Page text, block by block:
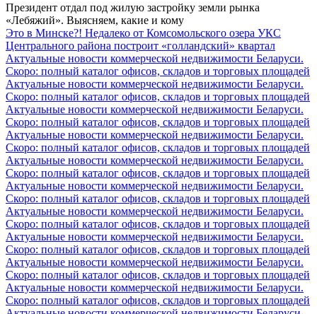
Президент отдал под жилую застройку земли рынка
«Лебяжий». Выясняем, какие и кому
Это в Минске?! Недалеко от Комсомольского озера УКС
Центрального района построит «голландский» квартал
Актуальные новости коммерческой недвижимости Беларуси.
Скоро: полный каталог офисов, складов и торговых площадей
Актуальные новости коммерческой недвижимости Беларуси.
Скоро: полный каталог офисов, складов и торговых площадей
Актуальные новости коммерческой недвижимости Беларуси.
Скоро: полный каталог офисов, складов и торговых площадей
Актуальные новости коммерческой недвижимости Беларуси.
Скоро: полный каталог офисов, складов и торговых площадей
Актуальные новости коммерческой недвижимости Беларуси.
Скоро: полный каталог офисов, складов и торговых площадей
Актуальные новости коммерческой недвижимости Беларуси.
Скоро: полный каталог офисов, складов и торговых площадей
Актуальные новости коммерческой недвижимости Беларуси.
Скоро: полный каталог офисов, складов и торговых площадей
Актуальные новости коммерческой недвижимости Беларуси.
Скоро: полный каталог офисов, складов и торговых площадей
Актуальные новости коммерческой недвижимости Беларуси.
Скоро: полный каталог офисов, складов и торговых площадей
Актуальные новости коммерческой недвижимости Беларуси.
Скоро: полный каталог офисов, складов и торговых площадей